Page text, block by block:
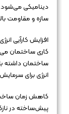
دینامیکی
سازه و مقاومت
افزایش کارآیی
کاری ساختمان
ساختمان داشته
انرژی برای
کاهش زمان
پیش‌ساخته در